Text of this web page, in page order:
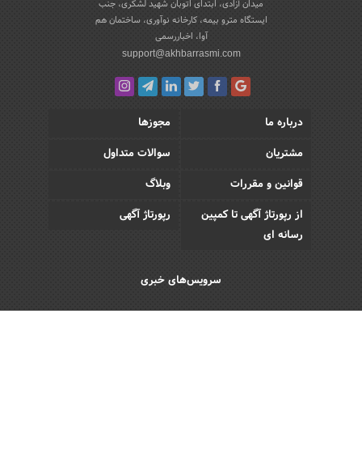
میدان آزادی، ابتدای اتوبان شهید لشکری، جنب
ایستگاه مترو بیمه، کارخانه نوآوری، ساختمان هم
آوا، اخباررسمی
support@akhbarrasmi.com
درباره ما
مجوزها
مشتریان
سوالات متداول
قوانین و مقررات
وبلاگ
از رپورتاژ آگهی تا کمپین
رسانه ای
رپورتاژ آگهی
سرویس‌های خبری